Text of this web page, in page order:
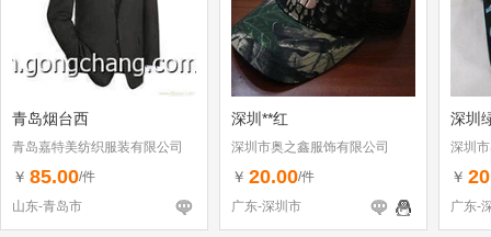
青岛烟台西
青岛嘉特美纺织服装有限公司
￥ 85.00/件
山东-青岛市
深圳**红
深圳市奥之鑫服饰有限公司
￥ 20.00/件
广东-深圳市
深圳
深圳
￥
广东-